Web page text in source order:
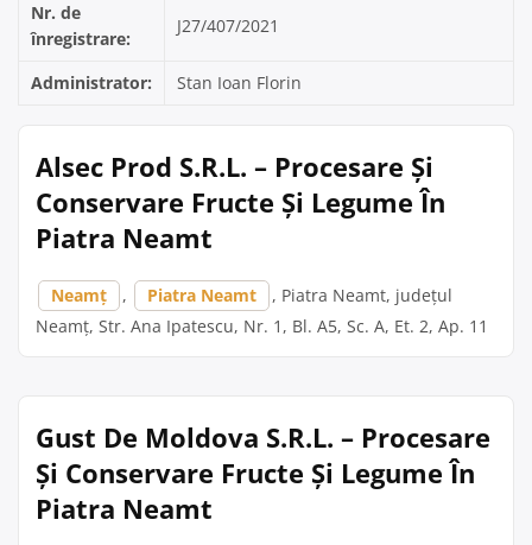
Nr. de
înregistrare:
J27/407/2021
Administrator: Stan Ioan Florin
Alsec Prod S.R.L. – Procesare Și
Conservare Fructe Și Legume În
Piatra Neamt
Neamț , Piatra Neamt
, Piatra Neamt, județul
Neamț, Str. Ana Ipatescu, Nr. 1, Bl. A5, Sc. A, Et. 2, Ap. 11
Gust De Moldova S.R.L. – Procesare
Și Conservare Fructe Și Legume În
Piatra Neamt